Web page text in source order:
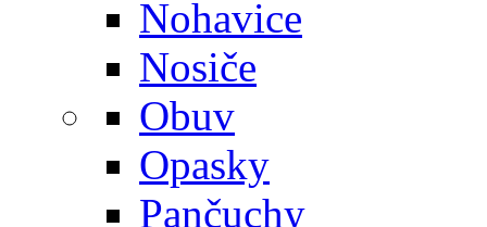
Nohavice
Nosiče
Obuv
Opasky
Pančuchy